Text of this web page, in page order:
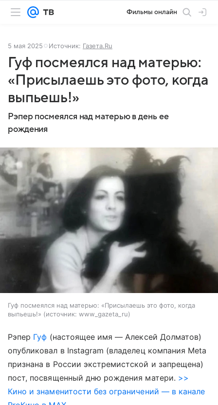
Фильмы онлайн
5 мая 2025 Источник: Газета.Ru
Гуф посмеялся над матерью:
«Присылаешь это фото, когда
выпьешь!»
Рэпер посмеялся над матерью в день ее
рождения
Гуф посмеялся над матерью: «Присылаешь это фото, когда
выпьешь!»
источник: www_gazeta_ru
Рэпер Гуф (настоящее имя — Алексей Долматов)
опубликовал в Instagram (владелец компания Meta
признана в России экстремистской и запрещена)
пост, посвященный дню рождения матери. >>
Кино и знаменитости без ограничений — в канале